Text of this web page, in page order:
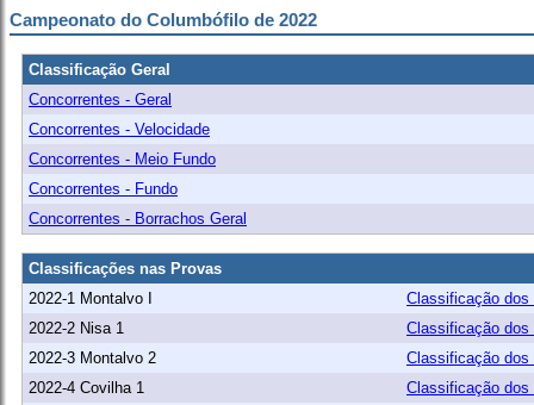
Campeonato do Columbófilo de 2022
Classificação Geral
Concorrentes - Geral
Concorrentes - Velocidade
Concorrentes - Meio Fundo
Concorrentes - Fundo
Concorrentes - Borrachos Geral
Classificações nas Provas
2022-1 Montalvo I
Classificação dos
2022-2 Nisa 1
Classificação dos
2022-3 Montalvo 2
Classificação dos
2022-4 Covilha 1
Classificação dos